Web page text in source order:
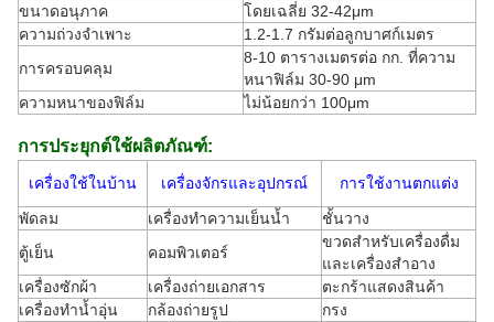
ขนาดอนุภาค
โดยเฉลี่ย 32-42μm
ความถ่วงจำเพาะ
1.2-1.7 กรัมต่อลูกบาศก์เมตร
การครอบคลุม
8-10 ตารางเมตรต่อ กก. ที่ความ
หนาฟิล์ม 30-90 μm
ความหนาของฟิล์ม
ไม่น้อยกว่า 100μm
การประยุกต์ใช้ผลิตภัณฑ์:
เครื่องใช้ในบ้าน เครื่องจักรและอุปกรณ์
การใช้งานตกแต่ง
พัดลม
เครื่องทำความเย็นน้ำ
ชั้นวาง
ตู้เย็น
คอมพิวเตอร์
ขวดสำหรับเครื่องดื่ม
และเครื่องสำอาง
เครื่องซักผ้า
เครื่องถ่ายเอกสาร
ตะกร้าแสดงสินค้า
เครื่องทำน้ำอุ่น
กล้องถ่ายรูป
กรง